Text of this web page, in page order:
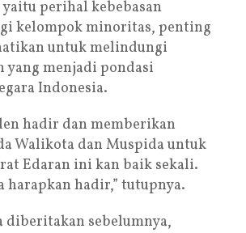
perihal kebebasan
kelompok minoritas, penting
untuk melindungi
yang menjadi pondasi
Indonesia.
hadir dan memberikan
Walikota dan Muspida untuk
Edaran ini kan baik sekali.
harapkan hadir,” tutupnya.
diberitakan sebelumnya,